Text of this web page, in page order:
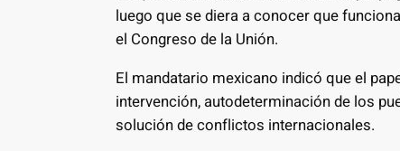
luego que se diera a conocer que
el Congreso de la Unión.
El mandatario mexicano indicó que el
intervención, autodeterminación de los
solución de conflictos internacionales.